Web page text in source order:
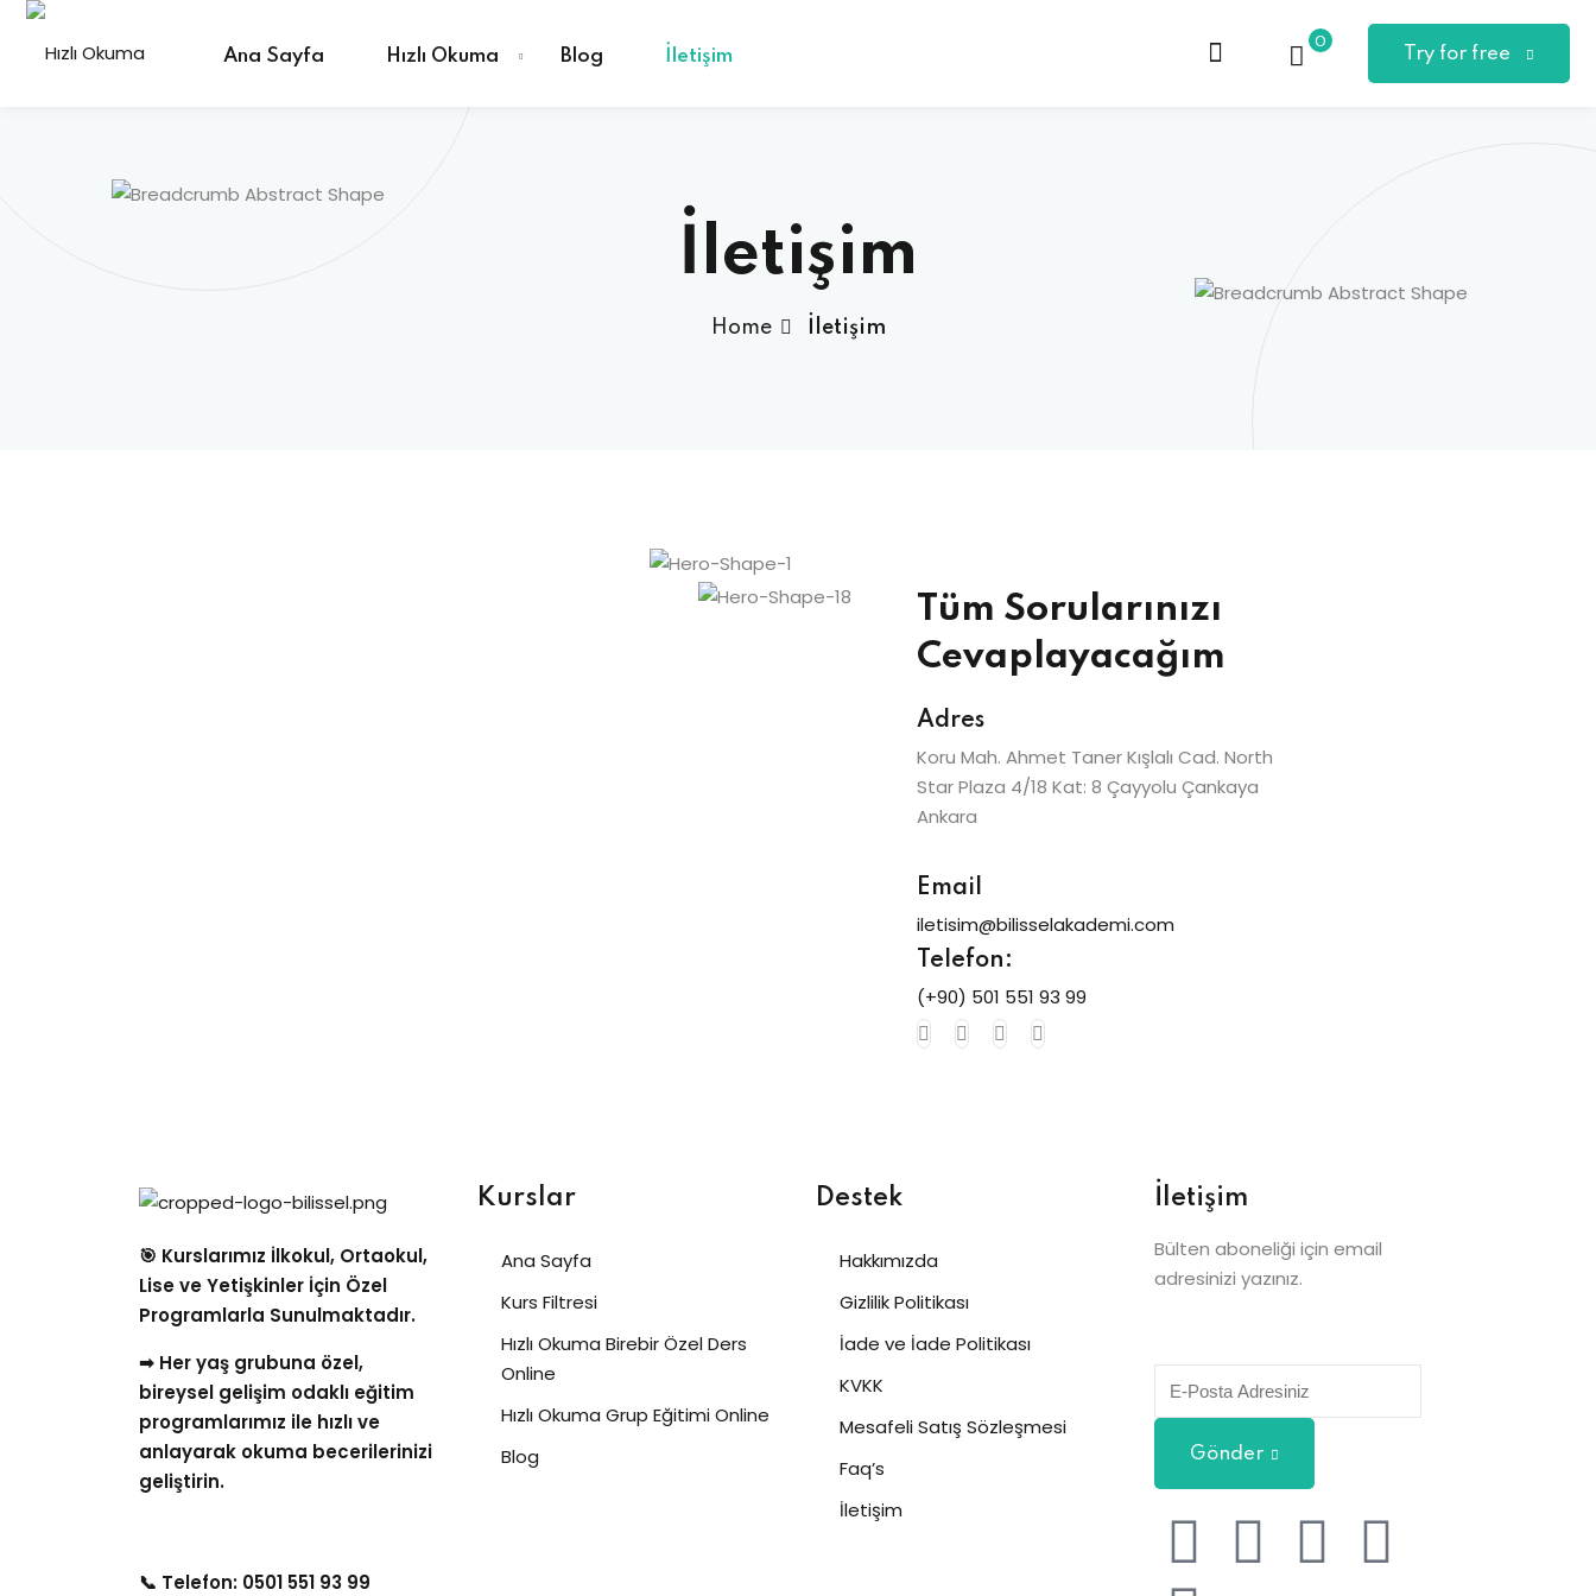
Ana Sayfa Hızlı Okuma Blog İletişim
0
Try for free
İletişim
Home İletişim
Tüm Sorularınızı
Cevaplayacağım
Adres
Koru Mah. Ahmet Taner Kışlalı Cad. North
Star Plaza 4/18 Kat: 8 Çayyolu Çankaya
Ankara
Email
iletisim@bilisselakademi.com
Telefon:
(+90) 501 551 93 99
🎯 Kurslarımız İlkokul, Ortaokul,
Lise ve Yetişkinler İçin Özel
Programlarla Sunulmaktadır.
➡ Her yaş grubuna özel,
bireysel gelişim odaklı eğitim
programlarımız ile hızlı ve
anlayarak okuma becerilerinizi
geliştirin.
📞 Telefon: 0501 551 93 99
Kurslar
Ana Sayfa
Kurs Filtresi
Hızlı Okuma Birebir Özel Ders
Online
Hızlı Okuma Grup Eğitimi Online
Blog
Destek
Hakkımızda
Gizlilik Politikası
İade ve İade Politikası
KVKK
Mesafeli Satış Sözleşmesi
Faq’s
İletişim
İletişim
Bülten aboneliği için email
adresinizi yazınız.
Gönder
Sign in
Sign in
Don’t have an account?
Lost your password?